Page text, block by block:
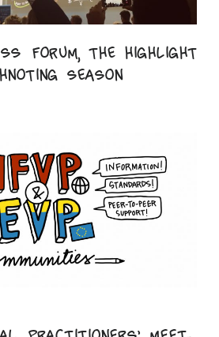
Forum, the highlight
season